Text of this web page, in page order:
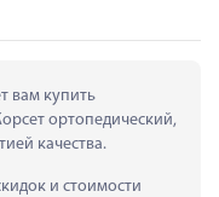
вам купить
ортопедический,
качества.
и стоимости